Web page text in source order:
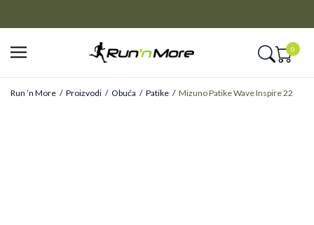
0
Run ’n More Proizvodi Obuća Patike Mizuno Patike Wave Inspire 22